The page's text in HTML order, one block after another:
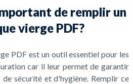
de remplir un
vierge PDF?
PDF est un outil essentiel pour les
car il leur permet de garantir
sécurité et d'hygiène. Remplir ce